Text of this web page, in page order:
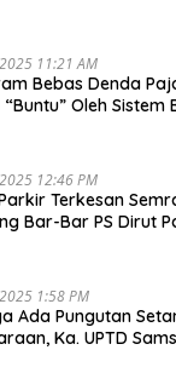
11:21 AM
Bebas Denda
“Buntu” Oleh
12:46 PM
Terkesan
Bar-Bar PS Dirut
1:58 PM
Ada Pungutan
Ka. UPTD